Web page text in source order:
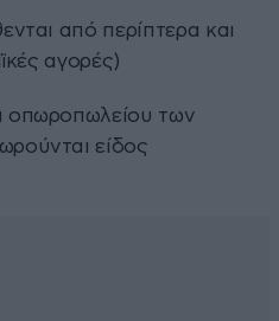
από περίπτερα και
αγορές)
οπωροπωλείου των
είδος